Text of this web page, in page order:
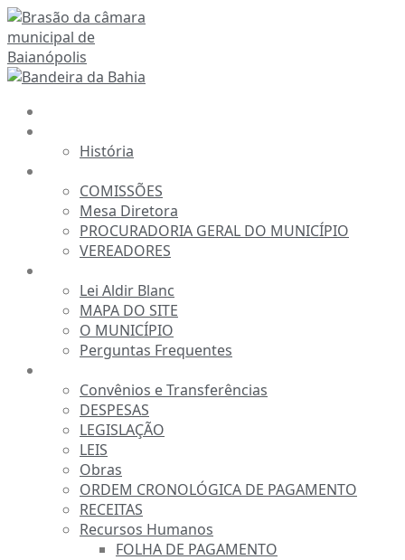
Ir
para
o
conteúdo
História
COMISSÕES
Mesa Diretora
PROCURADORIA GERAL DO MUNICÍPIO
VEREADORES
Lei Aldir Blanc
MAPA DO SITE
O MUNICÍPIO
Perguntas Frequentes
Convênios e Transferências
DESPESAS
LEGISLAÇÃO
LEIS
Obras
ORDEM CRONOLÓGICA DE PAGAMENTO
RECEITAS
Recursos Humanos
FOLHA DE PAGAMENTO